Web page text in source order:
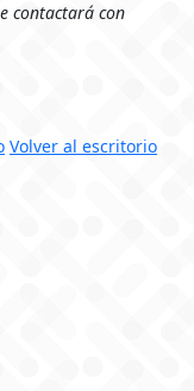
contactará con
Volver al escritorio